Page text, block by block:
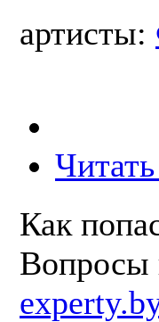
артисты:
Как
Вопросы